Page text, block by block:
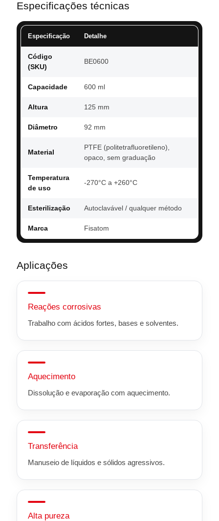
Especificações técnicas
Especificação Detalhe
Código
(SKU)
BE0600
Capacidade 600 ml
Altura 125 mm
Diâmetro 92 mm
Material
PTFE (politetrafluoretileno),
opaco, sem graduação
Temperatura
de uso
-270°C a +260°C
Esterilização Autoclavável / qualquer método
Marca Fisatom
Aplicações
Reações corrosivas
Trabalho com ácidos fortes, bases e solventes.
Aquecimento
Dissolução e evaporação com aquecimento.
Transferência
Manuseio de líquidos e sólidos agressivos.
Alta pureza